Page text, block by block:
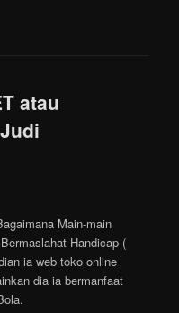
atau
Main-main
Handicap (
ia web toko online
dia ia bermanfaat